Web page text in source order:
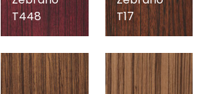
T448
T17